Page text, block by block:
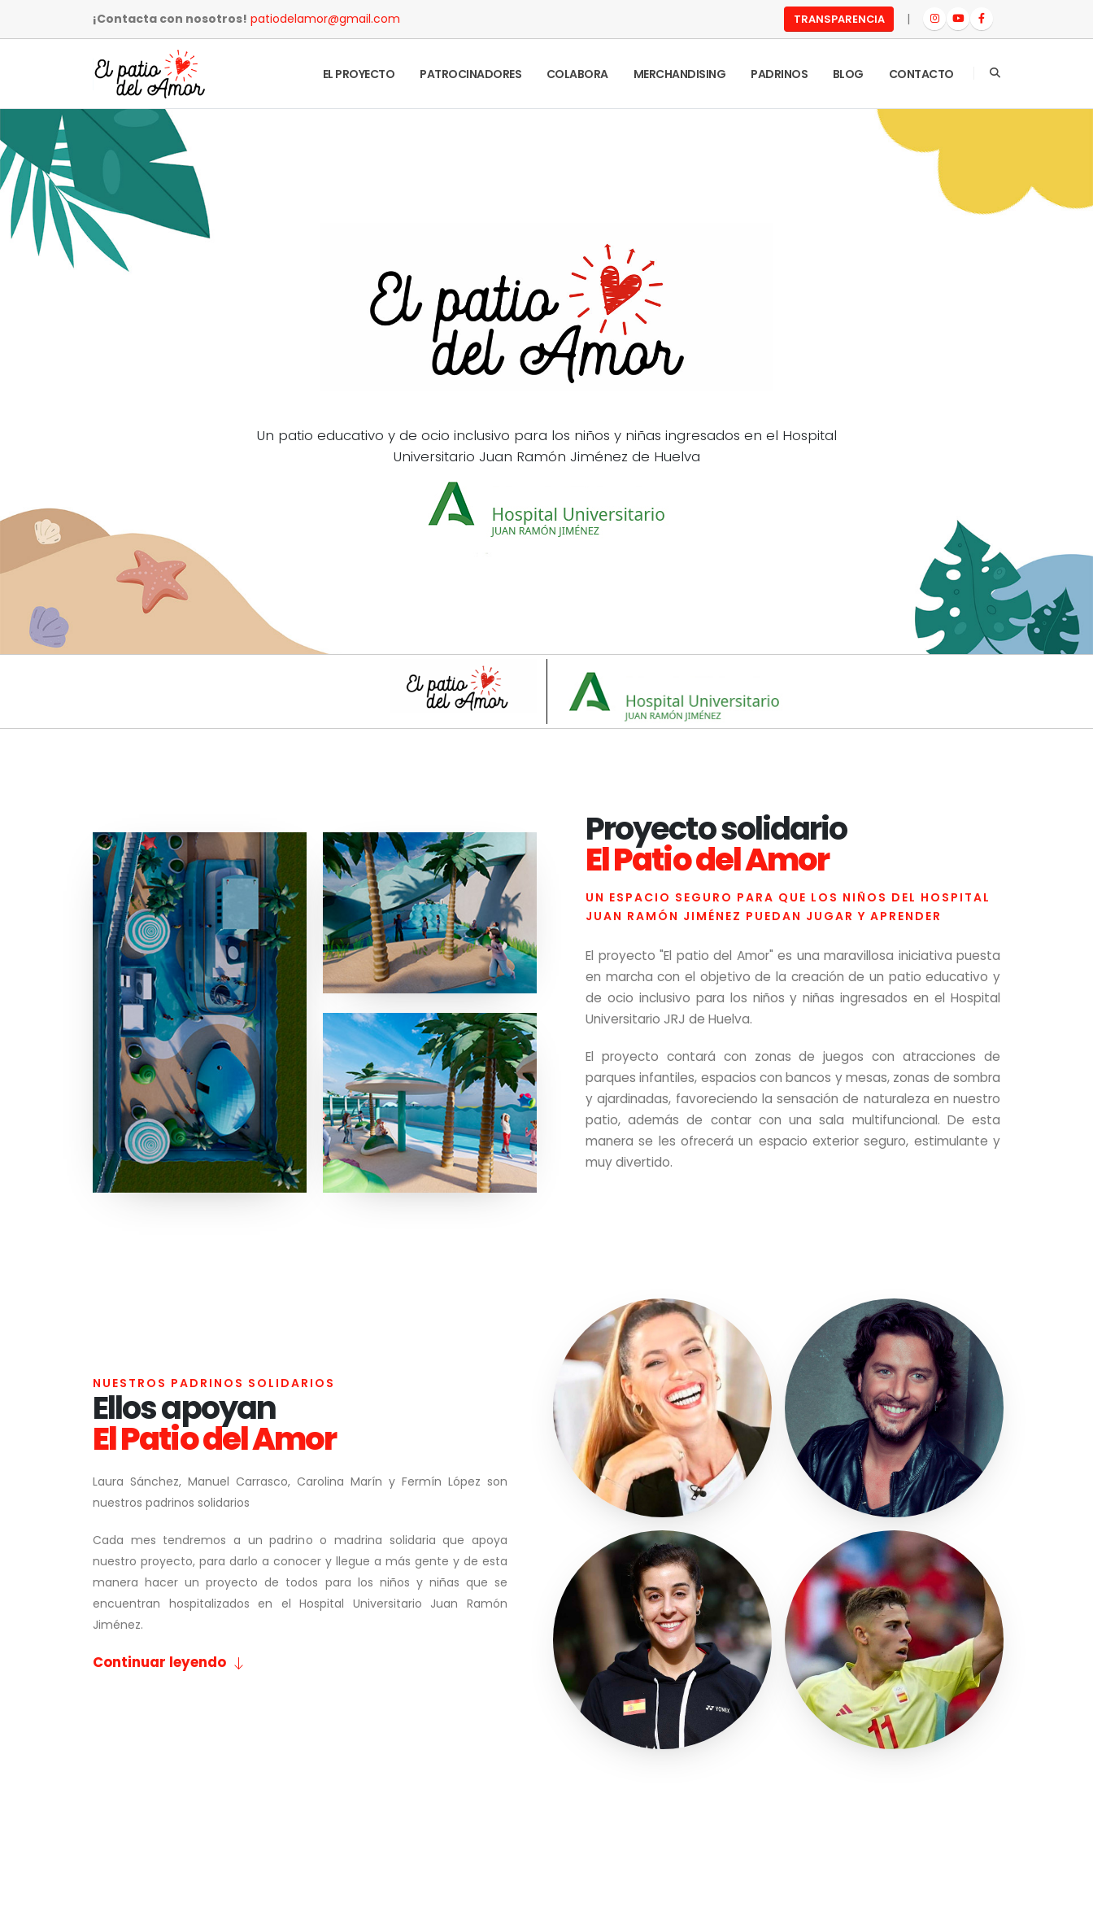
¡Contacta con nosotros! patiodelamor@gmail.com TRANSPARENCIA |
EL PROYECTO PATROCINADORES COLABORA MERCHANDISING PADRINOS BLOG CONTACTO
Un patio educativo y de ocio inclusivo para los niños y niñas ingresados en el Hospital
Universitario Juan Ramón Jiménez de Huelva
Proyecto solidario
El Patio del Amor
UN ESPACIO SEGURO PARA QUE LOS NIÑOS DEL HOSPITAL
JUAN RAMÓN JIMÉNEZ PUEDAN JUGAR Y APRENDER
El proyecto "El patio del Amor" es una maravillosa iniciativa puesta
en marcha con el objetivo de la creación de un patio educativo y
de ocio inclusivo para los niños y niñas ingresados en el Hospital
Universitario JRJ de Huelva.
El proyecto contará con zonas de juegos con atracciones de
parques infantiles, espacios con bancos y mesas, zonas de sombra
y ajardinadas, favoreciendo la sensación de naturaleza en nuestro
patio, además de contar con una sala multifuncional. De esta
manera se les ofrecerá un espacio exterior seguro, estimulante y
muy divertido.
NUESTROS PADRINOS SOLIDARIOS
Ellos apoyan
El Patio del Amor
Laura Sánchez, Manuel Carrasco, Carolina Marín y Fermín López son
nuestros padrinos solidarios
Cada mes tendremos a un padrino o madrina solidaria que apoya
nuestro proyecto, para darlo a conocer y llegue a más gente y de esta
manera hacer un proyecto de todos para los niños y niñas que se
encuentran hospitalizados en el Hospital Universitario Juan Ramón
Jiménez.
Continuar leyendo